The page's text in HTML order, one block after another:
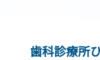
歯科診療所